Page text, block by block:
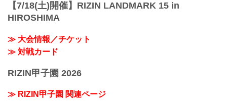
【7/18(土)開催】RIZIN LANDMARK 15 in
HIROSHIMA
≫ 大会情報／チケット
≫ 対戦カード
RIZIN甲子園 2026
≫ RIZIN甲子園 関連ページ